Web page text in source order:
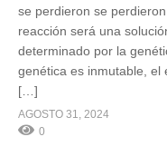
se perdieron se
reacción será una
determinado por la
genética es inmutable, el
[…]
AGOSTO 31, 2024
0